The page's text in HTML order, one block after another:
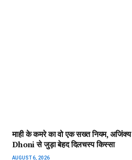
माही के कमरे का वो एक सख्त नियम,
Dhoni से जुड़ा बेहद दिलचस्प किस्सा
AUGUST 6, 2026